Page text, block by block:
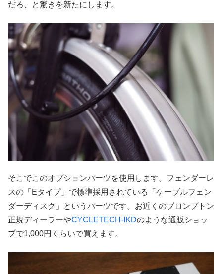
だろ、と驚きを新たにします。
そこでこのオプションパーツを使用します。フェンダーレ
スの「Eタイプ」で標準採用されている「ケーブルフェン
ダーディスク」というパーツです。お近くのブロンプトン
正規ディーラーやCYCLETECH-IKDのような通販ショッ
プで1,000円くらいで買えます。